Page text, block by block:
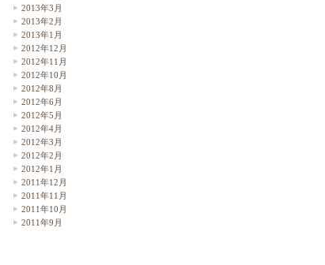
2013年3月
2013年2月
2013年1月
2012年12月
2012年11月
2012年10月
2012年8月
2012年6月
2012年5月
2012年4月
2012年3月
2012年2月
2012年1月
2011年12月
2011年11月
2011年10月
2011年9月